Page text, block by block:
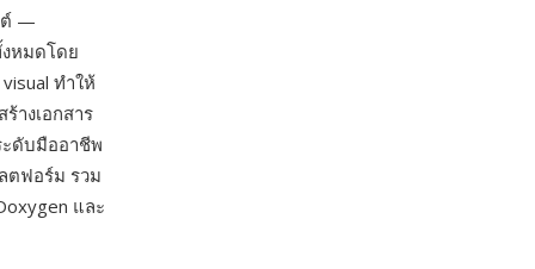
ต์ —
หมดโดย
ทำให้
างเอกสาร
ะดับมืออาชีพ
ตฟอร์ม รวม
และ